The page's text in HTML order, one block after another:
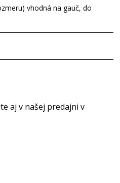
vhodná na gauč, do
aj v našej predajni v